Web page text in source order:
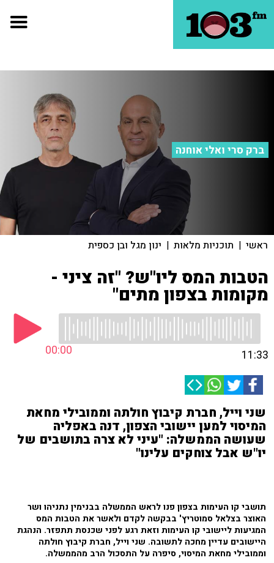
ברק סרי ואלי אוחנה
ראשי | תוכניות מלאות | ינון מגל ובן כספית
הטבות המס ליו"ש? "זה ציני -
מקומות בצפון מתים"
00:00 11:33
שני וייל, חברת קיבוץ חולתה וממובילי מחאת
המיסוי למען יישובי הצפון, דנה באפליה
שעושה הממשלה: "עיני לא צרה בתושבים של
יו"ש אבל צוחקים עלינו"
תושבי קו העימות בצפון פנו לראש הממשלה בבנימין נתניהו ושר
האוצר בצלאל סמוטריץ' בבקשה לקדם ולאשר את הטבות המס
המגיעות ליישובי קו העימות וזאת רגע לפני שכנסת תתפזר. הנהגת
היישובים עדיין מחכה לתשובה. שני וייל, חברת קיבוץ חולתה
וממובילי מחאת המיסוי, סיפרה על התסכול הרב מהממשלה.